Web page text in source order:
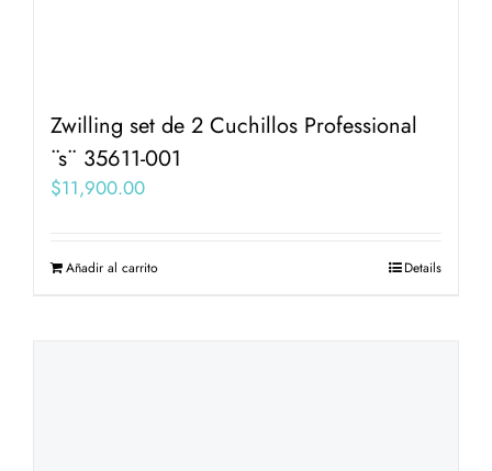
Zwilling set de 2 Cuchillos Professional
¨s¨ 35611-001
$11,900.00
Añadir al carrito Details